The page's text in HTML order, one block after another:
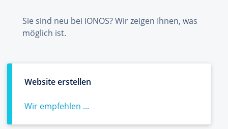
Sie sind neu bei IONOS? Wir zeigen Ihnen, was
möglich ist.
Website erstellen
Wir empfehlen ...